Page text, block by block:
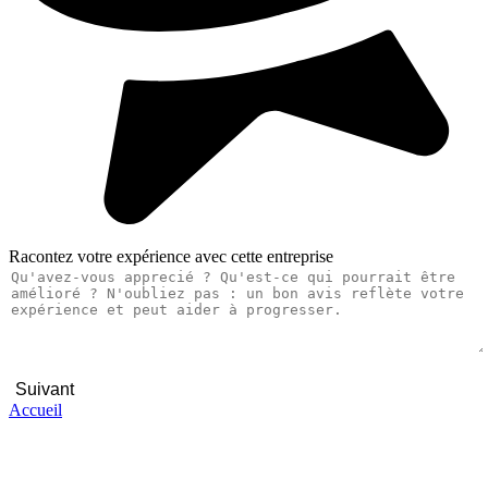
Racontez votre expérience avec cette entreprise
Suivant
Accueil